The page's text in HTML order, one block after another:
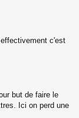
c'est
but de faire le
Ici on perd une